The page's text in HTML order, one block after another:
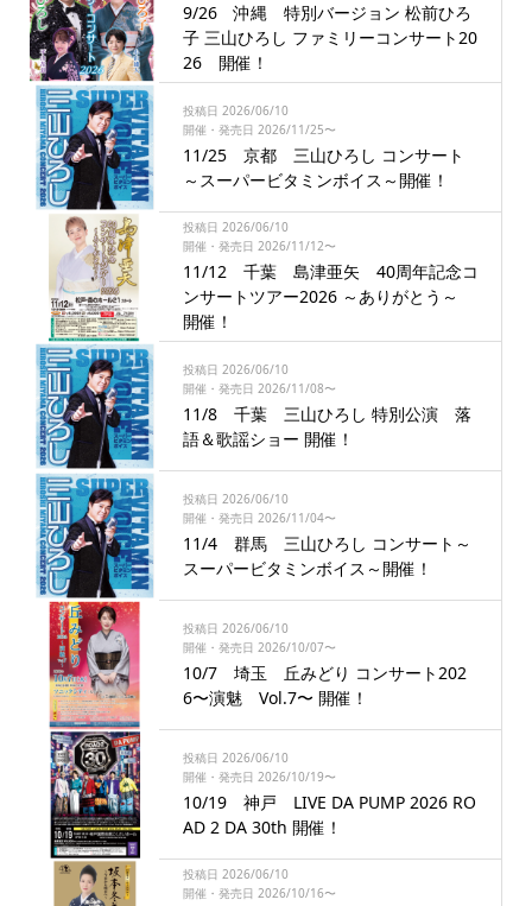
9/26 沖縄 特別バージョン 松前ひろ
子 三山ひろし ファミリーコンサート20
26 開催！
投稿日 2026/06/10
開催・発売日 2026/11/25〜
11/25 京都 三山ひろし コンサート
～スーパービタミンボイス～開催！
投稿日 2026/06/10
開催・発売日 2026/11/12〜
11/12 千葉 島津亜矢 40周年記念コ
ンサートツアー2026 ～ありがとう～
開催！
投稿日 2026/06/10
開催・発売日 2026/11/08〜
11/8 千葉 三山ひろし 特別公演 落
語＆歌謡ショー 開催！
投稿日 2026/06/10
開催・発売日 2026/11/04〜
11/4 群馬 三山ひろし コンサート～
スーパービタミンボイス～開催！
投稿日 2026/06/10
開催・発売日 2026/10/07〜
10/7 埼玉 丘みどり コンサート202
6〜演魅 Vol.7〜 開催！
投稿日 2026/06/10
開催・発売日 2026/10/19〜
10/19 神戸 LIVE DA PUMP 2026 RO
AD 2 DA 30th 開催！
投稿日 2026/06/10
開催・発売日 2026/10/16〜